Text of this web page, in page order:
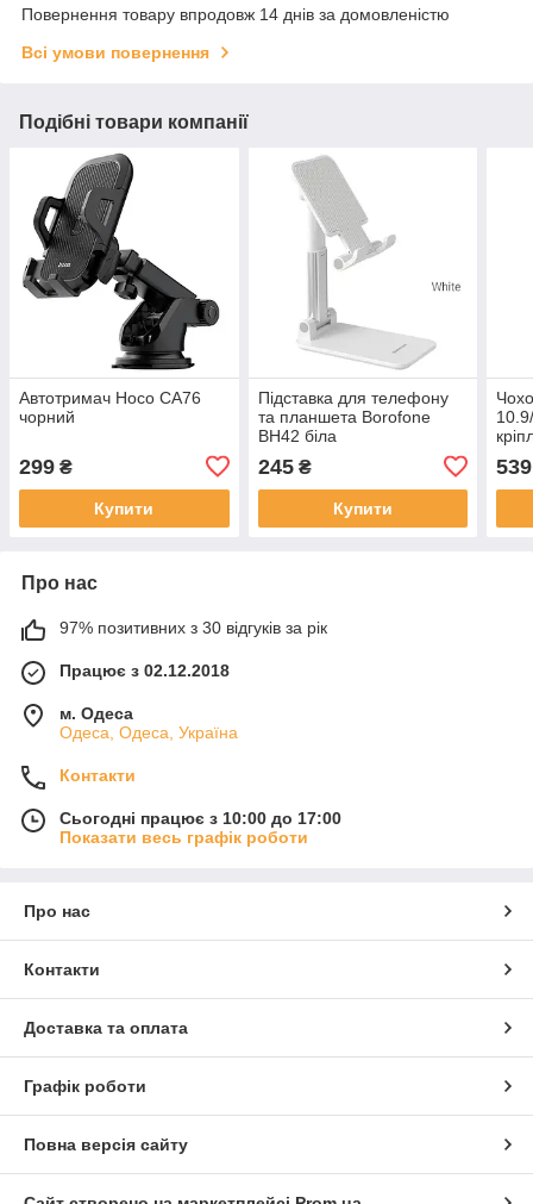
Повернення товару впродовж 14 днів за домовленістю
Всі умови повернення
Подібні товари компанії
Автотримач Hoco CA76
чорний
299 ₴
Купити
Підставка для телефону
та планшета Borofone
BH42 біла
245₴
Купити
539
Про нас
97% позитивних з 30 відгуків за рік
Працює з 02.12.2018
м. Одеса
Одеса, Одеса, Україна
Контакти
Сьогодні працює з 10:00 до 17:00
Показати весь графік роботи
Про нас
Контакти
Доставка та оплата
Графік роботи
Повна версія сайту